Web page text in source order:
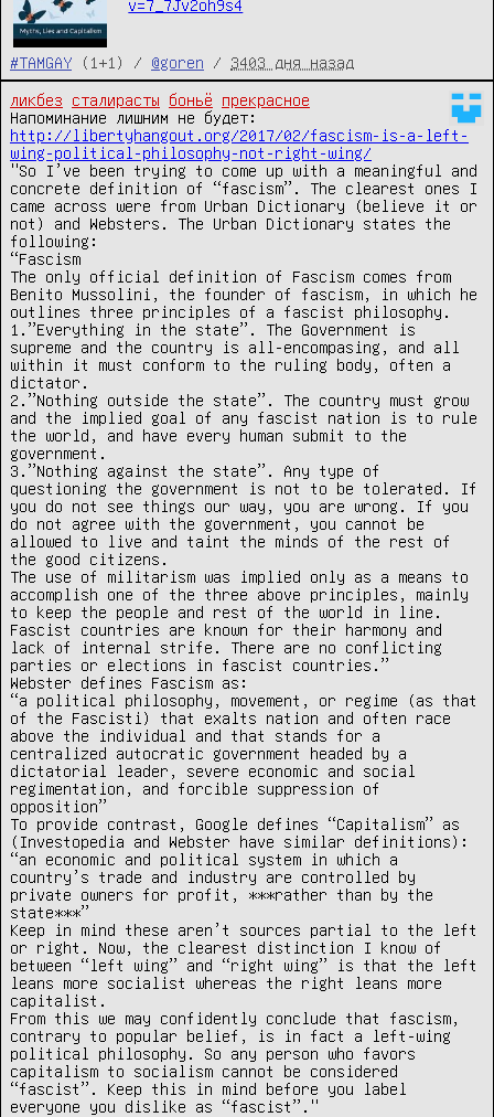
v=7_7Jv2oh9s4
#TAMGAY (1+1) / @goren / 3403 дня назад
ликбез сталирасты боньё
прекрасное
http://libertyhangout.org/2017/02/fascism-is-a-left-
wing-political-philosophy-not-right-wing/
"So I’ve been trying to come up with a meaningful and
concrete definition of “fascism”. The clearest ones I
came across were from Urban Dictionary (believe it or
not) and Websters. The Urban Dictionary states the
following:
“Fascism
The only official definition of Fascism comes from
Benito Mussolini, the founder of fascism, in which he
outlines three principles of a fascist philosophy.
1.”Everything in the state”. The Government is
supreme and the country is all-encompasing, and all
within it must conform to the ruling body, often a
dictator.
2.”Nothing outside the state”. The country must grow
and the implied goal of any fascist nation is to rule
the world, and have every human submit to the
government.
3.”Nothing against the state”. Any type of
questioning the government is not to be tolerated. If
you do not see things our way, you are wrong. If you
do not agree with the government, you cannot be
allowed to live and taint the minds of the rest of
the good citizens.
The use of militarism was implied only as a means to
accomplish one of the three above principles, mainly
to keep the people and rest of the world in line.
Fascist countries are known for their harmony and
lack of internal strife. There are no conflicting
parties or elections in fascist countries.”
Webster defines Fascism as:
“a political philosophy, movement, or regime (as that
of the Fascisti) that exalts nation and often race
above the individual and that stands for a
centralized autocratic government headed by a
dictatorial leader, severe economic and social
regimentation, and forcible suppression of
opposition”
To provide contrast, Google defines “Capitalism” as
(Investopedia and Webster have similar definitions):
“an economic and political system in which a
country’s trade and industry are controlled by
private owners for profit, ***rather than by the
state***”
Keep in mind these aren’t sources partial to the left
or right. Now, the clearest distinction I know of
between “left wing” and “right wing” is that the left
leans more socialist whereas the right leans more
capitalist.
From this we may confidently conclude that fascism,
contrary to popular belief, is in fact a left-wing
political philosophy. So any person who favors
capitalism to socialism cannot be considered
“fascist”. Keep this in mind before you label
everyone you dislike as “fascist”."